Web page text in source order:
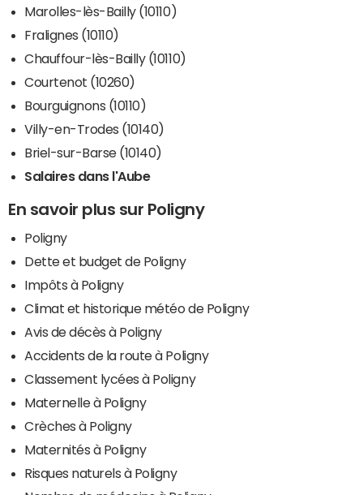
Marolles-lès-Bailly (10110)
Fralignes (10110)
Chauffour-lès-Bailly (10110)
Courtenot (10260)
Bourguignons (10110)
Villy-en-Trodes (10140)
Briel-sur-Barse (10140)
Salaires dans l'Aube
En savoir plus sur Poligny
Poligny
Dette et budget de Poligny
Impôts à Poligny
Climat et historique météo de Poligny
Avis de décès à Poligny
Accidents de la route à Poligny
Classement lycées à Poligny
Maternelle à Poligny
Crèches à Poligny
Maternités à Poligny
Risques naturels à Poligny